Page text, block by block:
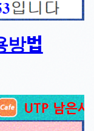
방법